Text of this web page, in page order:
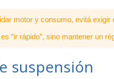
motor y consumo, evitá exigir
“ir rápido”, sino mantener un
suspensión